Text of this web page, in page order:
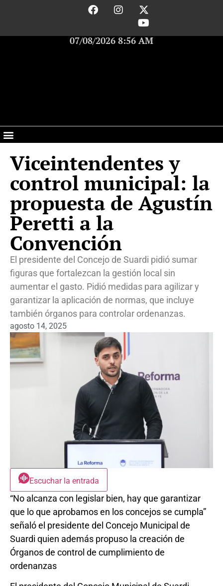
07/08/2026 8:56 AM
Viceintendentes y
control municipal: la
propuesta de Agustín
Peretti a la
Convención
El presidente del Concejo de Suardi pidió sumar
figuras que fortalezcan la gestión local sin
aumentar el gasto. Pidió medidas para agilizar y
garantizar la aplicación de normas, que incluye
también órganos para controlar ordenanzas.
agosto 14, 2025
Escuchar la entrada
“No alcanza con legislar bien, hay que garantizar
que lo que aprobamos en los concejos se cumpla”
señaló el presidente del Concejo Municipal de
Suardi quien además propuso la creación de
Órganos de control de cumplimiento de
ordenanzas